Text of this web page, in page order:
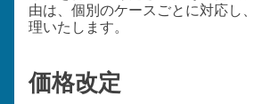
由は、個別のケースごとに対応し
理いたします。
価格改定